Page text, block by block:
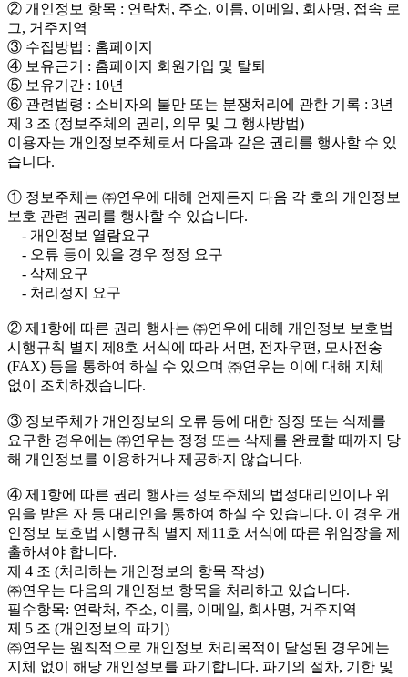
② 개인정보 항목 : 연락처, 주소, 이름, 이메일, 회사명, 접속 로
그, 거주지역
③ 수집방법 : 홈페이지
④ 보유근거 : 홈페이지 회원가입 및 탈퇴
⑤ 보유기간 : 10년
⑥ 관련법령 : 소비자의 불만 또는 분쟁처리에 관한 기록 : 3년
제 3 조 (정보주체의 권리, 의무 및 그 행사방법)
이용자는 개인정보주체로서 다음과 같은 권리를 행사할 수 있
습니다.
① 정보주체는 ㈜연우에 대해 언제든지 다음 각 호의 개인정보
보호 관련 권리를 행사할 수 있습니다.
- 개인정보 열람요구
- 오류 등이 있을 경우 정정 요구
- 삭제요구
- 처리정지 요구
② 제1항에 따른 권리 행사는 ㈜연우에 대해 개인정보 보호법
시행규칙 별지 제8호 서식에 따라 서면, 전자우편, 모사전송
(FAX) 등을 통하여 하실 수 있으며 ㈜연우는 이에 대해 지체
없이 조치하겠습니다.
③ 정보주체가 개인정보의 오류 등에 대한 정정 또는 삭제를
요구한 경우에는 ㈜연우는 정정 또는 삭제를 완료할 때까지 당
해 개인정보를 이용하거나 제공하지 않습니다.
④ 제1항에 따른 권리 행사는 정보주체의 법정대리인이나 위
임을 받은 자 등 대리인을 통하여 하실 수 있습니다. 이 경우 개
인정보 보호법 시행규칙 별지 제11호 서식에 따른 위임장을 제
출하셔야 합니다.
제 4 조 (처리하는 개인정보의 항목 작성)
㈜연우는 다음의 개인정보 항목을 처리하고 있습니다.
필수항목: 연락처, 주소, 이름, 이메일, 회사명, 거주지역
제 5 조 (개인정보의 파기)
㈜연우는 원칙적으로 개인정보 처리목적이 달성된 경우에는
지체 없이 해당 개인정보를 파기합니다. 파기의 절차, 기한 및